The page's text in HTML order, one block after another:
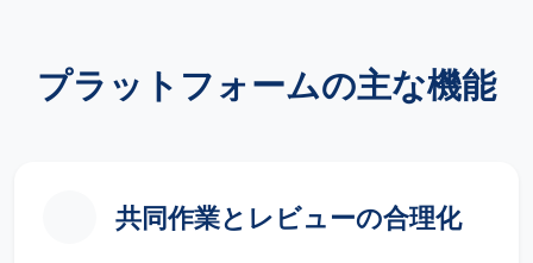
プラットフォームの主な機能
共同作業とレビューの合理化